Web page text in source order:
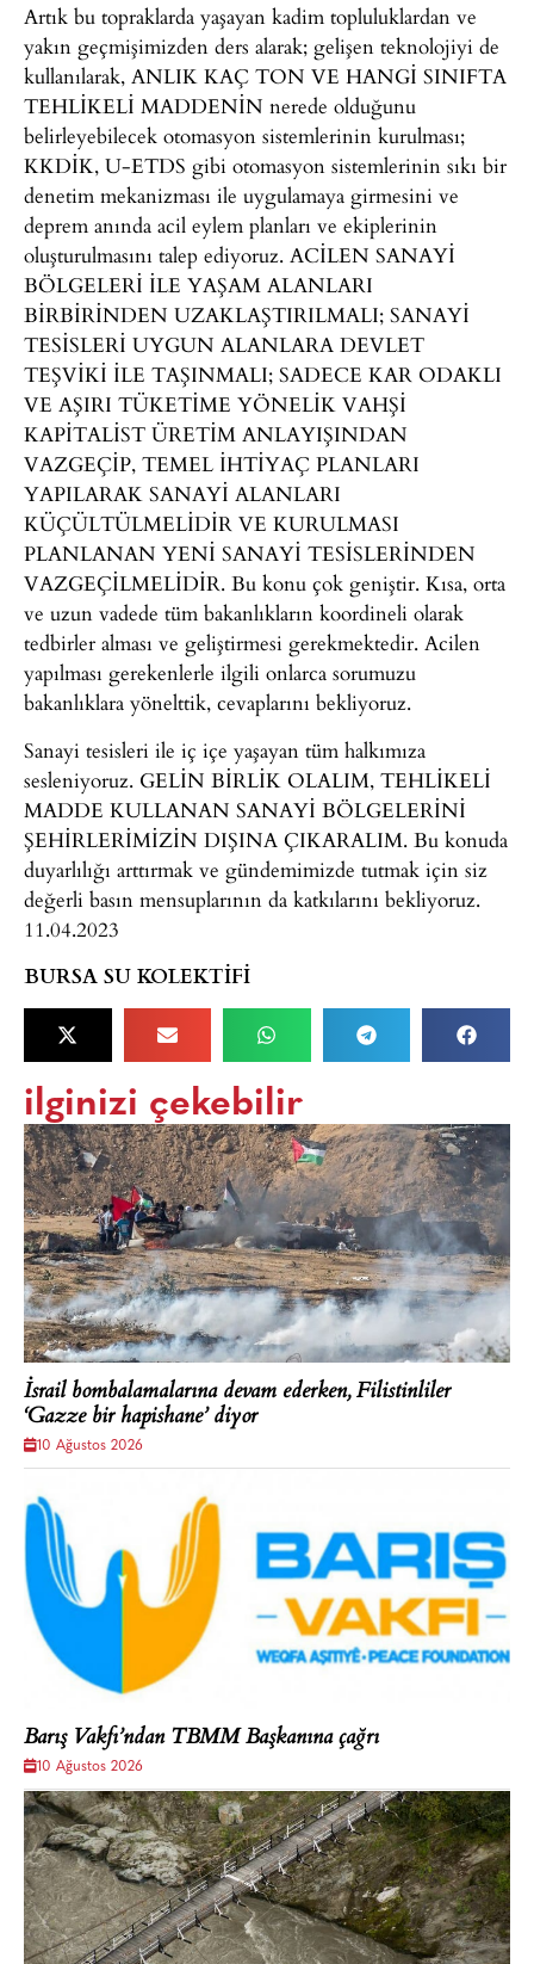
Artık bu topraklarda yaşayan kadim topluluklardan ve
yakın geçmişimizden ders alarak; gelişen teknolojiyi de
kullanılarak, ANLIK KAÇ TON VE HANGİ SINIFTA
TEHLİKELİ MADDENİN nerede olduğunu
belirleyebilecek otomasyon sistemlerinin kurulması;
KKDİK, U-ETDS gibi otomasyon sistemlerinin sıkı bir
denetim mekanizması ile uygulamaya girmesini ve
deprem anında acil eylem planları ve ekiplerinin
oluşturulmasını talep ediyoruz. ACİLEN SANAYİ
BÖLGELERİ İLE YAŞAM ALANLARI
BİRBİRİNDEN UZAKLAŞTIRILMALI; SANAYİ
TESİSLERİ UYGUN ALANLARA DEVLET
TEŞVİKİ İLE TAŞINMALI; SADECE KAR ODAKLI
VE AŞIRI TÜKETİME YÖNELİK VAHŞİ
KAPİTALİST ÜRETİM ANLAYIŞINDAN
VAZGEÇİP, TEMEL İHTİYAÇ PLANLARI
YAPILARAK SANAYİ ALANLARI
KÜÇÜLTÜLMELİDİR VE KURULMASI
PLANLANAN YENİ SANAYİ TESİSLERİNDEN
VAZGEÇİLMELİDİR. Bu konu çok geniştir. Kısa, orta
ve uzun vadede tüm bakanlıkların koordineli olarak
tedbirler alması ve geliştirmesi gerekmektedir. Acilen
yapılması gerekenlerle ilgili onlarca sorumuzu
bakanlıklara yönelttik, cevaplarını bekliyoruz.
Sanayi tesisleri ile iç içe yaşayan tüm halkımıza
sesleniyoruz. GELİN BİRLİK OLALIM, TEHLİKELİ
MADDE KULLANAN SANAYİ BÖLGELERİNİ
ŞEHİRLERİMİZİN DIŞINA ÇIKARALIM. Bu konuda
duyarlılığı arttırmak ve gündemimizde tutmak için siz
değerli basın mensuplarının da katkılarını bekliyoruz.
11.04.2023
BURSA SU KOLEKTİFİ
ilginizi çekebilir
İsrail bombalamalarına devam ederken, Filistinliler
‘Gazze bir hapishane’ diyor
10 Ağustos 2026
Barış Vakfı’ndan TBMM Başkanına çağrı
10 Ağustos 2026